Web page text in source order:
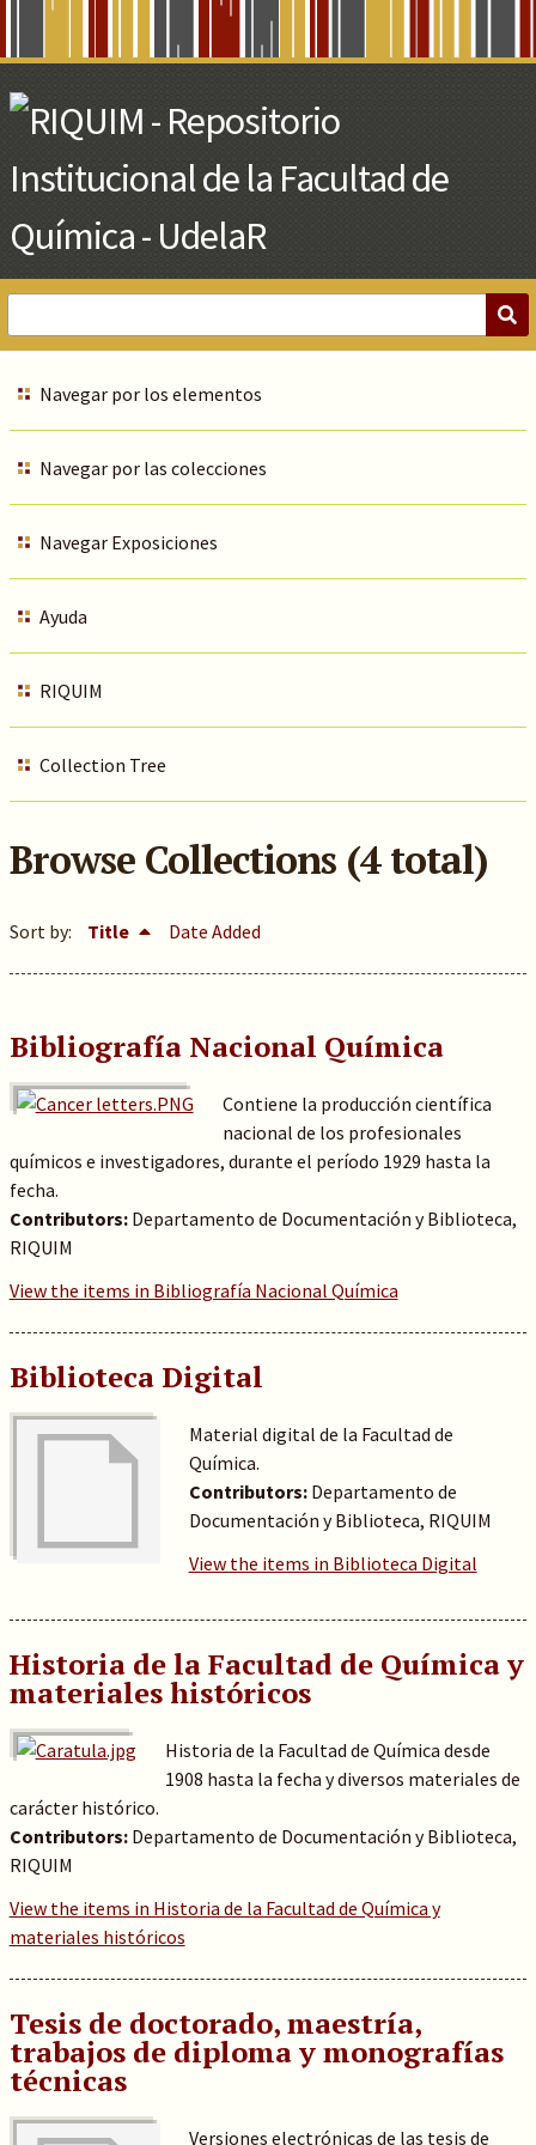
Main
Content
Navegar por los elementos
Navegar por las colecciones
Navegar Exposiciones
Ayuda
RIQUIM
Collection Tree
Browse Collections (4 total)
Sort by: Title Date Added
Bibliografía Nacional Química
Contiene la producción científica
nacional de los profesionales
químicos e investigadores, durante el período 1929 hasta la
fecha.
Contributors:Departamento de Documentación y Biblioteca,
RIQUIM
View the items in Bibliografía Nacional Química
Biblioteca Digital
Material digital de la Facultad de
Química.
Contributors:Departamento de
Documentación y Biblioteca, RIQUIM
View the items in Biblioteca Digital
Historia de la Facultad de Química y
materiales históricos
Historia de la Facultad de Química desde
1908 hasta la fecha y diversos materiales de
carácter histórico.
Contributors:Departamento de Documentación y Biblioteca,
RIQUIM
View the items in Historia de la Facultad de Química y
materiales históricos
Tesis de doctorado, maestría,
trabajos de diploma y monografías
técnicas
Versiones electrónicas de las tesis de